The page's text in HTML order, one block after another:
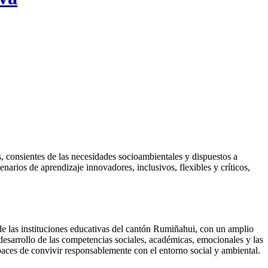
de las necesidades socioambientales y dispuestos a
de aprendizaje innovadores, inclusivos, flexibles y críticos,
las instituciones educativas del cantón Rumiñahui, con un amplio
de las competencias sociales, académicas, emocionales y las
de convivir responsablemente con el entorno social y ambiental.